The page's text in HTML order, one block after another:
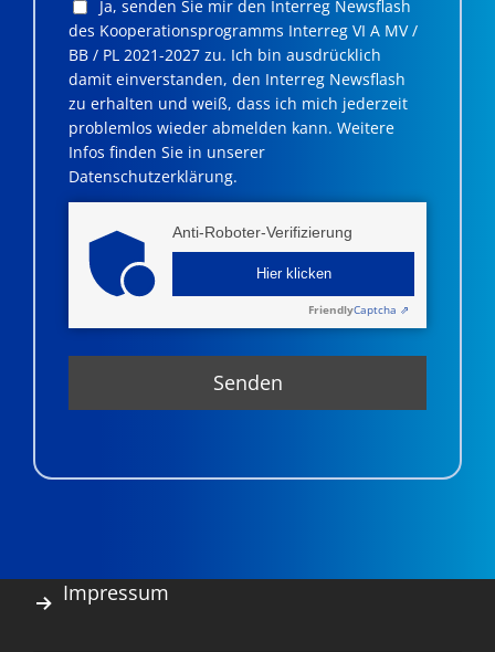
Ja, senden Sie mir den Interreg Newsflash
des Kooperationsprogramms Interreg VI A MV /
BB / PL 2021-2027 zu. Ich bin ausdrücklich
damit einverstanden, den Interreg Newsflash
zu erhalten und weiß, dass ich mich jederzeit
problemlos wieder abmelden kann. Weitere
Infos finden Sie in unserer
Datenschutzerklärung.
Anti-Roboter-Verifizierung
Hier klicken
FriendlyCaptcha ⇗
Impressum